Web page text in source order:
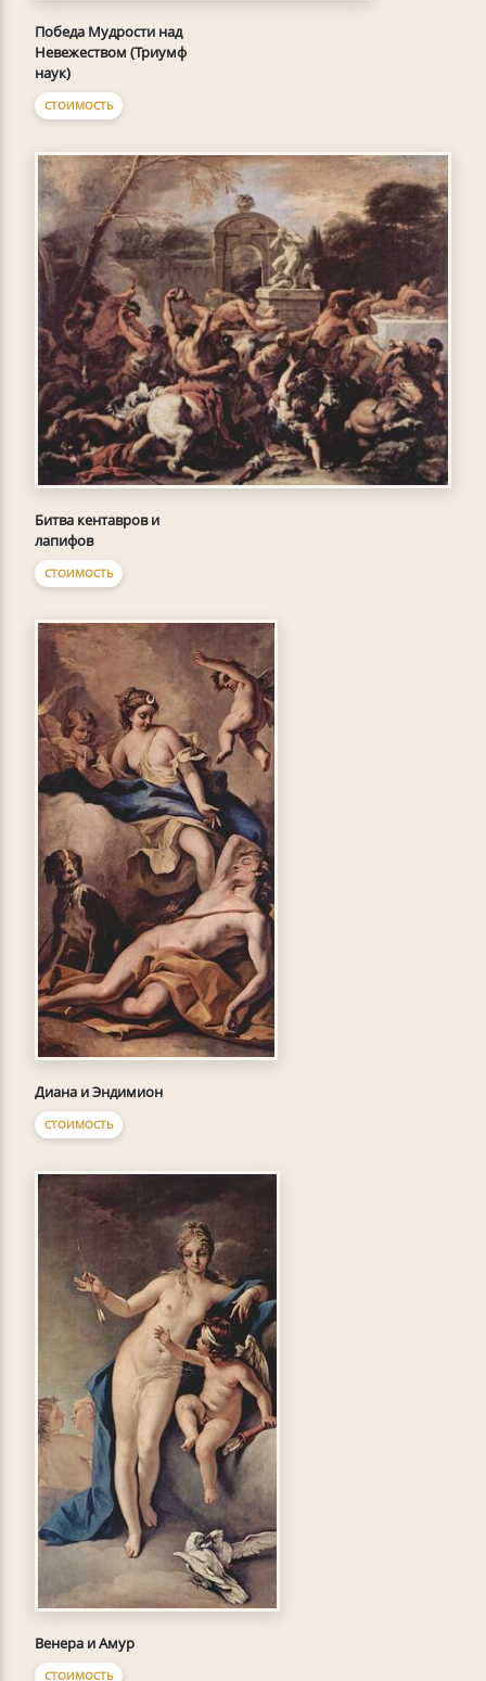
Победа Мудрости над
Невежеством (Триумф
наук)
СТОИМОСТЬ
Битва кентавров и
лапифов
СТОИМОСТЬ
Диана и Эндимион
СТОИМОСТЬ
Венера и Амур
СТОИМОСТЬ